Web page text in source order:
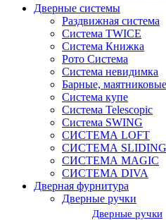
Дверные системы
Раздвижная система
Система TWICE
Система Книжка
Рото Система
Система невидимка
Барные,
Система купе
Система Telescopic
Система SWING
СИСТЕМА LOFT
СИСТЕМА SLIDING
СИСТЕМА MAGIC
СИСТЕМА DIVA
Дверная фурнитура
Дверные ручки
Дверные ручки